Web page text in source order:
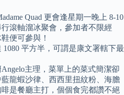
Quad 更會逢星期一晚上 8-10
滾軸溜冰聚會，參加者不限經
便可參與！
平方半，可謂是康文署轄下最
主理，菜單上的菜式簡潔卻
龍蝦沙律、西西里扭紋粉、海膽
是餐廳主打，個個食完都讚不絕